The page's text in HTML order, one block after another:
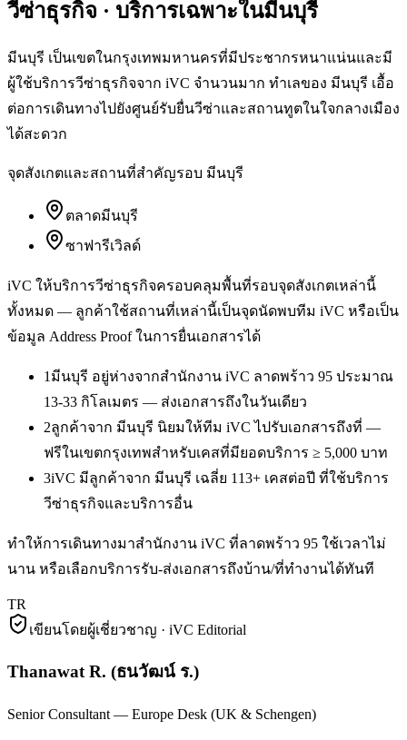
วีซ่าธุรกิจ · บริการเฉพาะในมีนบุรี
มีนบุรี เป็นเขตในกรุงเทพมหานครที่มีประชากรหนาแน่นและมี
ผู้ใช้บริการวีซ่าธุรกิจจาก iVC จำนวนมาก ทำเลของ มีนบุรี เอื้อ
ต่อการเดินทางไปยังศูนย์รับยื่นวีซ่าและสถานทูตในใจกลางเมือง
ได้สะดวก
จุดสังเกตและสถานที่สำคัญรอบ มีนบุรี
ตลาดมีนบุรี
ซาฟารีเวิลด์
iVC ให้บริการวีซ่าธุรกิจครอบคลุมพื้นที่รอบจุดสังเกตเหล่านี้
ทั้งหมด — ลูกค้าใช้สถานที่เหล่านี้เป็นจุดนัดพบทีม iVC หรือเป็น
ข้อมูล Address Proof ในการยื่นเอกสารได้
1มีนบุรี อยู่ห่างจากสำนักงาน iVC ลาดพร้าว 95 ประมาณ
13-33 กิโลเมตร — ส่งเอกสารถึงในวันเดียว
2ลูกค้าจาก มีนบุรี นิยมให้ทีม iVC ไปรับเอกสารถึงที่ —
ฟรีในเขตกรุงเทพสำหรับเคสที่มียอดบริการ ≥ 5,000 บาท
3iVC มีลูกค้าจาก มีนบุรี เฉลี่ย 113+ เคสต่อปี ที่ใช้บริการ
วีซ่าธุรกิจและบริการอื่น
ทำให้การเดินทางมาสำนักงาน iVC ที่ลาดพร้าว 95 ใช้เวลาไม่
นาน หรือเลือกบริการรับ-ส่งเอกสารถึงบ้าน/ที่ทำงานได้ทันที
TR
เขียนโดยผู้เชี่ยวชาญ · iVC Editorial
Thanawat R. (ธนวัฒน์ ร.)
Senior Consultant — Europe Desk (UK & Schengen)